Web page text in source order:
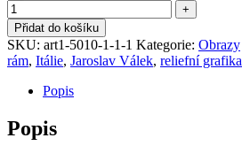
+
Přidat do košíku
SKU: art1-5010-1-1-1 Kategorie: Obrazy
rám, Itálie, Jaroslav Válek, reliefní grafika
Popis
Popis